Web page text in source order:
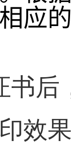
应
书后
印效